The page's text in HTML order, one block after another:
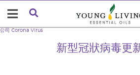
新型冠狀病毒更
公司 Corona Virus